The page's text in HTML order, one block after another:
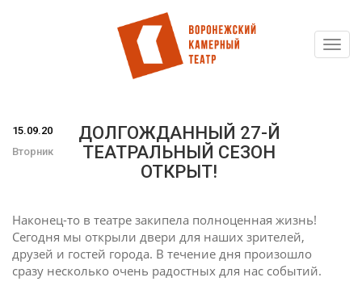
15.09.20
Вторник
ДОЛГОЖДАННЫЙ 27-Й
ТЕАТРАЛЬНЫЙ СЕЗОН
ОТКРЫТ!
Наконец-то в театре закипела полноценная жизнь!
Сегодня мы открыли двери для наших зрителей,
друзей и гостей города. В течение дня произошло
сразу несколько очень радостных для нас событий.